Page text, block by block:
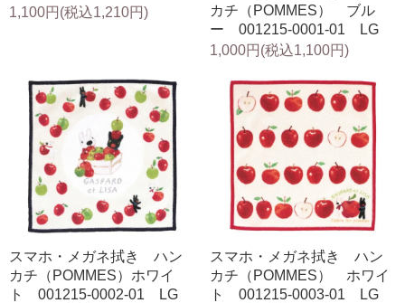
1,100円(税込1,210円)
カチ（POMMES） ブル
ー 001215-0001-01 LG
1,000円(税込1,100円)
スマホ・メガネ拭き ハン
カチ（POMMES）ホワイ
ト 001215-0002-01 LG
スマホ・メガネ拭き ハン
カチ（POMMES） ホワイ
ト 001215-0003-01 LG